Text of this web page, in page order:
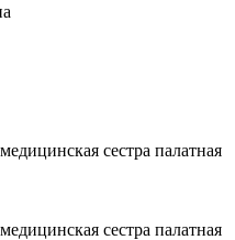
сестра палатная
сестра палатная